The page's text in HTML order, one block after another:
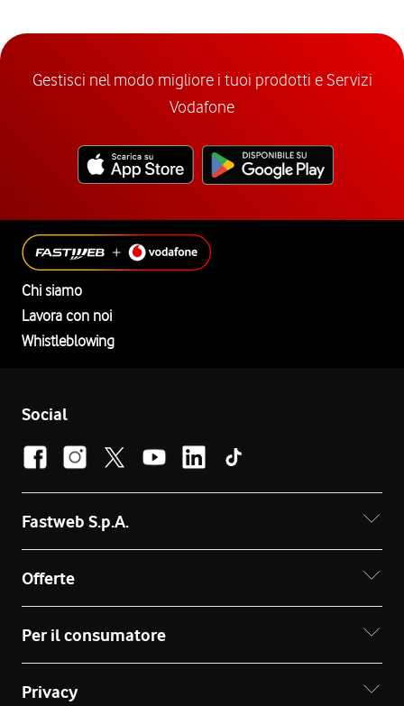
Gestisci nel modo migliore i tuoi prodotti e Servizi
Vodafone
Chi siamo
Lavora con noi
Whistleblowing
Social
Fastweb S.p.A.
Offerte
Per il consumatore
Privacy